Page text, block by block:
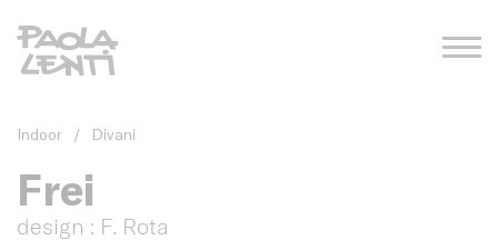
Indoor / Divani
Frei
design : F. Rota